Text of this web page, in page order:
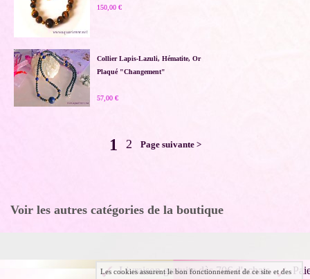
150,00 €
Collier Lapis-Lazuli, Hématite, Or
Plaqué "Changement"
57,00 €
1 2 Page suivante >
Voir les autres catégories de la boutique
Livraison gratuite dès 70€ d'achats
Les cookies assurent le bon fonctionnement de ce site et des